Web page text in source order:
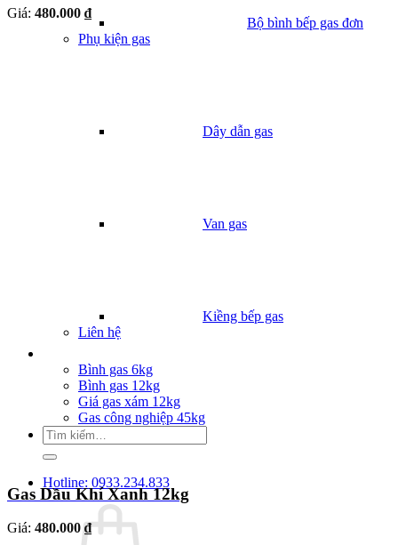
Bộ bình bếp gas đơn
Phụ kiện gas
Dây dẫn gas
Van gas
Kiềng bếp gas
Liên hệ
Bình gas 6kg
Bình gas 12kg
Giá gas xám 12kg
Gas công nghiệp 45kg
Tìm
kiếm:
Hotline: 0933.234.833
Giá: 480.000 ₫
Gas Dầu Khí Xanh 12kg
Giá: 480.000 ₫